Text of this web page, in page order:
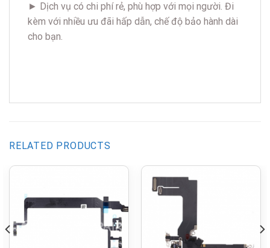
► Dịch vụ có chi phí rẻ, phù hợp với mọi người. Đi
kèm với nhiều ưu đãi hấp dẫn, chế độ bảo hành dài
cho bạn.
RELATED PRODUCTS